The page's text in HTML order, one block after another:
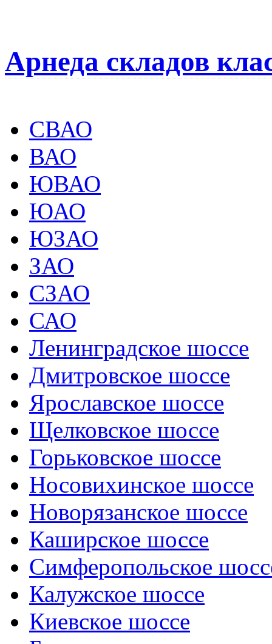
Арнеда складов
СВАО
ВАО
ЮВАО
ЮАО
ЮЗАО
ЗАО
СЗАО
САО
Ленинградское шоссе
Дмитровское шоссе
Ярославское шоссе
Щелковское шоссе
Горьковское шоссе
Носовихинское шоссе
Новорязанское шоссе
Каширское шоссе
Симферопольское
Калужское шоссе
Киевское шоссе